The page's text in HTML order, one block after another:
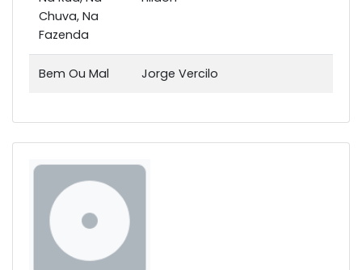
Chuva, Na
Fazenda
Bem Ou Mal Jorge Vercilo